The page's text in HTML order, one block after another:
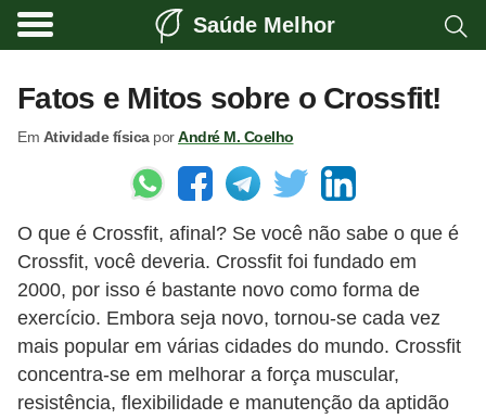
Saúde Melhor
Fatos e Mitos sobre o Crossfit!
Em Atividade físicaporAndré M. Coelho
O que é Crossfit, afinal? Se você não sabe o que é
Crossfit, você deveria. Crossfit foi fundado em
2000, por isso é bastante novo como forma de
exercício. Embora seja novo, tornou-se cada vez
mais popular em várias cidades do mundo. Crossfit
concentra-se em melhorar a força muscular,
resistência, flexibilidade e manutenção da aptidão
A
i
v
a
d
f
í
s